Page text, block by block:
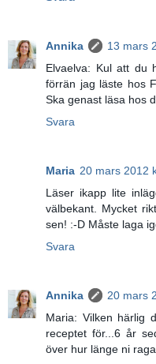
Annika
13 mars
Elvaelva: Kul att du
förrän jag läste hos
Ska genast läsa hos
Svara
Maria 20 mars 2012
Läser ikapp lite
välbekant. Mycket
sen! :-D Måste laga
Svara
Annika
20 mars
Maria: Vilken härlig
receptet för...6 år
över hur länge ni